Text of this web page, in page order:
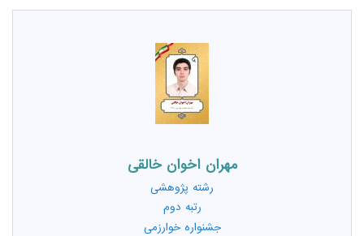
مهران اخوان خالقی
رشته پژوهشی
رتبه دوم
جشنواره خوارزمی